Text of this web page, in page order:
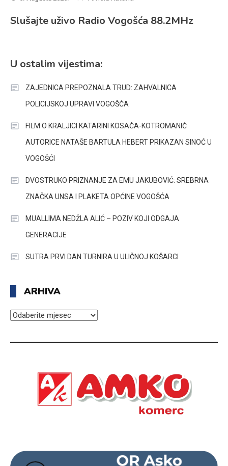
Slušajte uživo Radio Vogošća 88.2MHz
U ostalim vijestima:
ZAJEDNICA PREPOZNALA TRUD: ZAHVALNICA
POLICIJSKOJ UPRAVI VOGOŠĆA
FILM O KRALJICI KATARINI KOSAČA-KOTROMANIĆ
AUTORICE NATAŠE BARTULA HEBERT PRIKAZAN SINOĆ U
VOGOŠĆI
DVOSTRUKO PRIZNANJE ZA EMU JAKUBOVIĆ: SREBRNA
ZNAČKA UNSA I PLAKETA OPĆINE VOGOŠĆA
MUALLIMA NEDŽLA ALIĆ – POZIV KOJI ODGAJA
GENERACIJE
SUTRA PRVI DAN TURNIRA U ULIČNOJ KOŠARCI
ARHIVA
ARHIVA